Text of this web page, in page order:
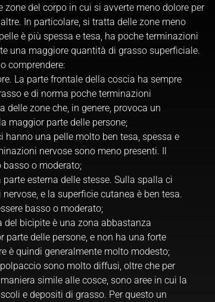
del corpo in cui si avverte meno dolore per
In particolare, si tratta delle zone meno
è più spessa e tesa, ha poche terminazioni
una maggiore quantità di grasso superficiale.
comprendere:
La parte frontale della coscia ha sempre
e di norma poche terminazioni
delle zone che, in genere, provoca un
maggior parte delle persone;
hanno una pelle molto ben tesa, spessa e
nervose sono meno presenti. Il
basso o moderato;
esterna delle stesse. Sulla spalla ci
e la superficie cutanea è ben tesa.
basso o moderato;
del bicipite è una zona abbastanza
parte delle persone, e non ha una forte
è quindi generalmente molto modesto;
sono molto diffusi, oltre che per
simile alle cosce, sono aree in cui la
e depositi di grasso. Per questo un